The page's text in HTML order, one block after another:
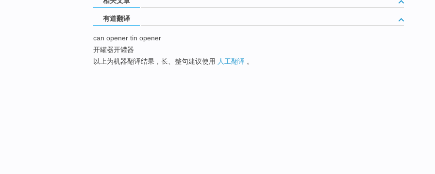
有道翻译
can opener tin opener
开罐器开罐器
以上为机器翻译结果，长、整句建议使用 人工翻译 。